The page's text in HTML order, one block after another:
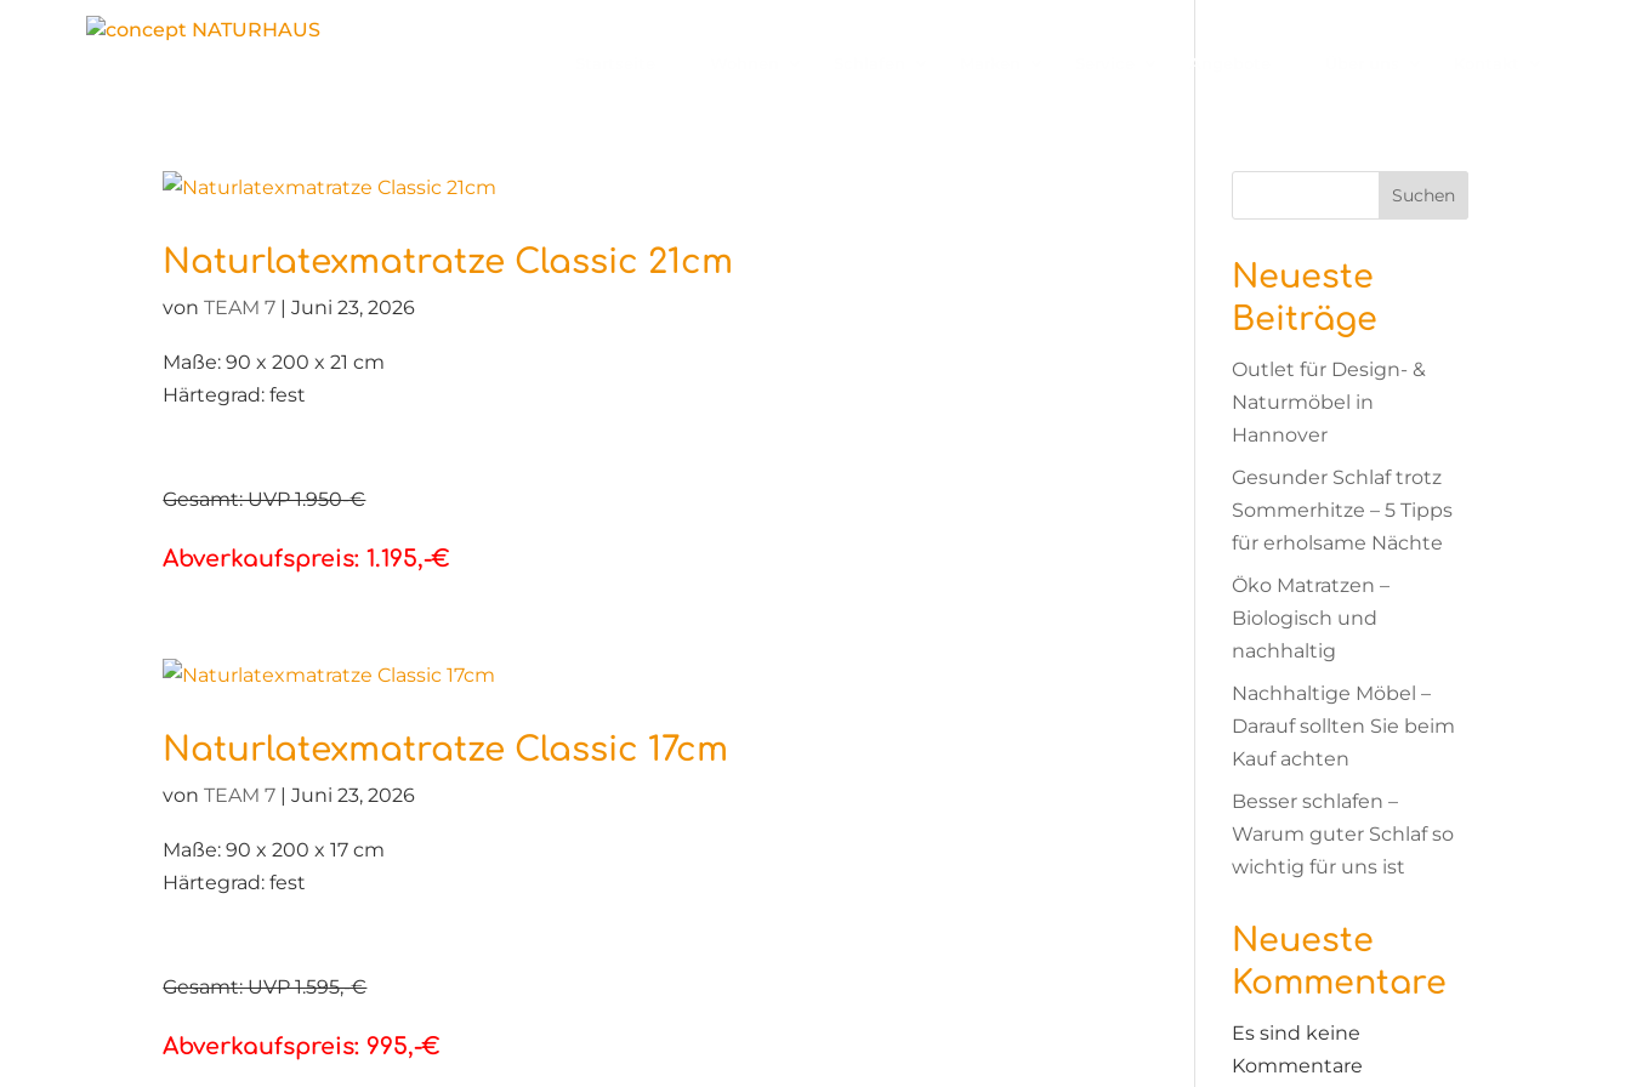
Angebote
Naturlatexmatratze Classic 21cm
vonTEAM 7 |Juni 23, 2026
Maße: 90 x 200 x 21 cm
Härtegrad: fest
Gesamt: UVP 1.950-€
Abverkaufspreis: 1.195,-€
Naturlatexmatratze Classic 17cm
vonTEAM 7 |Juni 23, 2026
Maße: 90 x 200 x 17 cm
Härtegrad: fest
Gesamt: UVP 1.595,-€
Abverkaufspreis: 995,-€
Suchen
Neueste
Beiträge
Outlet für Design- &
Naturmöbel in
Hannover
Gesunder Schlaf trotz
Sommerhitze – 5 Tipps
für erholsame Nächte
Öko Matratzen –
Biologisch und
nachhaltig
Nachhaltige Möbel –
Darauf sollten Sie beim
Kauf achten
Besser schlafen –
Warum guter Schlaf so
wichtig für uns ist
Neueste
Kommentare
Es sind keine
Kommentare